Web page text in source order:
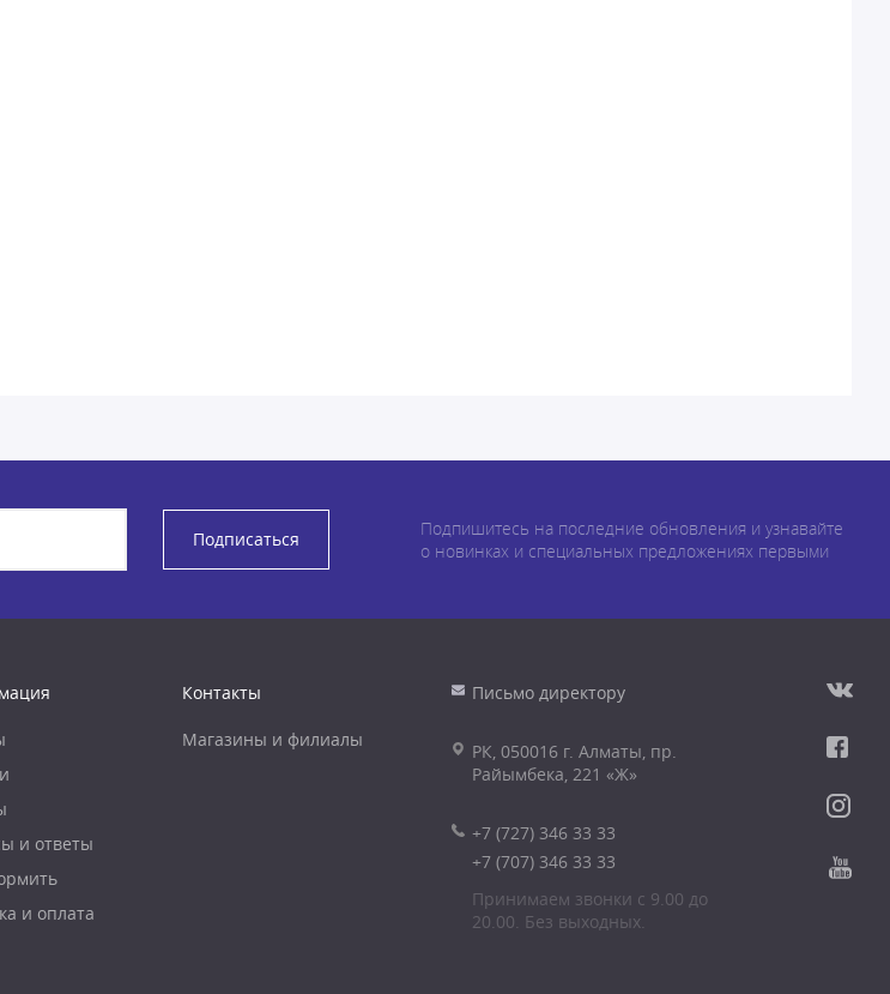
Подписаться
Подпишитесь на последние обновления и узнавайте
о новинках и специальных предложениях первыми
и ответы
и оплата
Контакты
Магазины и филиалы
Письмо директору
РК, 050016 г. Алматы, пр.
Райымбека, 221 «Ж»
+7 (727) 346 33 33
+7 (707) 346 33 33
Принимаем звонки с 9.00 до
20.00. Без выходных.